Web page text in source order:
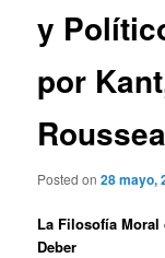
y
por
Posted on28 mayo,
La Filosofía Moral
Deber